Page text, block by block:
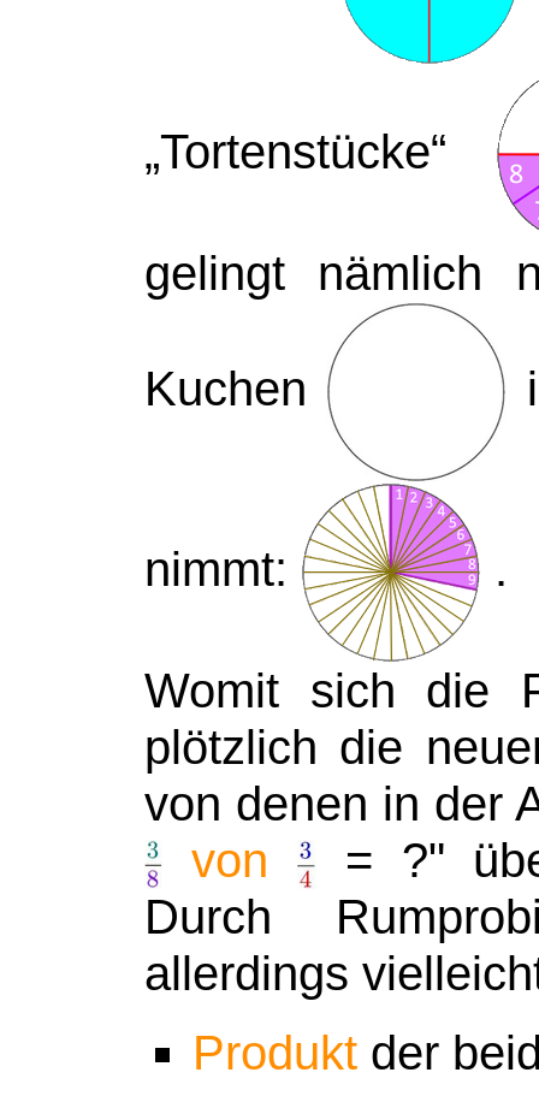
„Tortenstücke“
gelingt nämlich
Kuchen
nimmt: .
Womit sich die
plötzlich die
von denen in der
von
= ?"
Durch
allerdings
Produkt der